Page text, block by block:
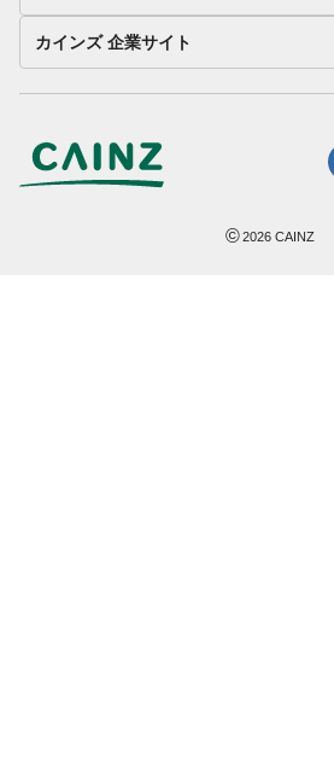
カインズ 企業サイト
©2026 CAINZ